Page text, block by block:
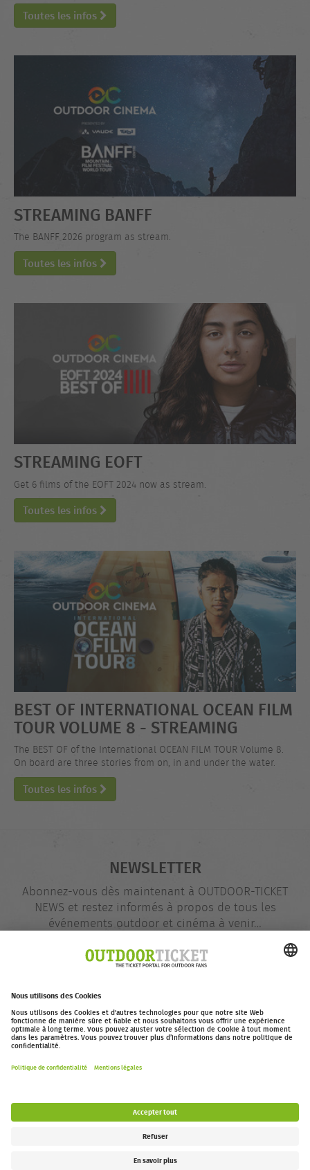
Toutes les infos
STREAMING BANFF
The BANFF 2026 program as stream.
Toutes les infos
STREAMING EOFT
Get 6 films of the EOFT 2024 now as stream.
Toutes les infos
BEST OF INTERNATIONAL OCEAN FILM
TOUR VOLUME 8 - STREAMING
The BEST OF of the International OCEAN FILM TOUR Volume 8.
On board are three stories from on, in and under the water.
Toutes les infos
NEWSLETTER
Abonnez-vous dès maintenant à OUTDOOR-TICKET
NEWS et restez informés à propos de tous les
événements outdoor et cinéma à venir…
Adresse
e-
outdoor-ticket.net– Un projet de
Déclaration d’accessibilité
Follow us: